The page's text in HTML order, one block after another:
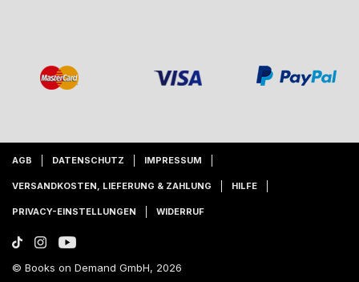
AGB DATENSCHUTZ IMPRESSUM
VERSANDKOSTEN, LIEFERUNG & ZAHLUNG HILFE
PRIVACY-EINSTELLUNGEN WIDERRUF
© Books on Demand GmbH, 2026